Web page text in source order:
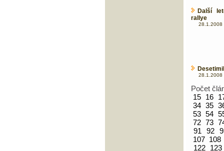
Další
rallye
28.1.2008
28.1.2008
Počet
15 16
34 35
53 54
72 73
91
92
107 108
122
123